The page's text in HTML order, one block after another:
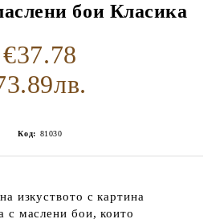
бои Класика
€37.78
Код: 81030
изкуството с картина
с маслени бои, които